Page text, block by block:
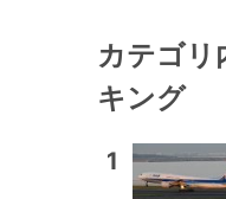
カテゴリ
キング
1